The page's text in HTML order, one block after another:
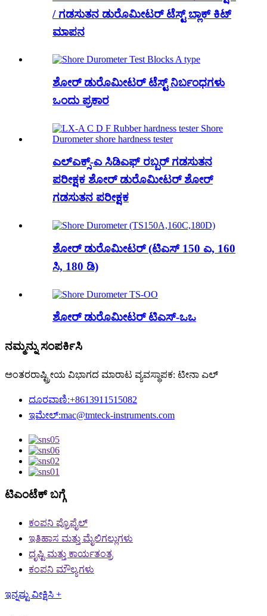
/ ಗಡಸುತನ ಡುರೊಮೀಟರ್ ಟೆಸ್ಟ್ ಬ್ಲಾಕ್ ಕಿಟ್
ಮಾಪನ
ಶೋರ್ ಡುರೊಮೀಟರ್ ಟೆಸ್ಟ್ ನಿರ್ಬಂಧಗಳು
ಒಂದು ಪ್ರಕಾರ
ಎಲ್ಎಕ್ಸ್-ಎ ಸಿಡಿಎಫ್ ರಬ್ಬರ್ ಗಡಸುತನ
ಪರೀಕ್ಷಕ ಶೋರ್ ಡುರೊಮೀಟರ್ ಶೋರ್
ಗಡಸುತನ ಪರೀಕ್ಷಕ
ಶೋರ್ ಡುರೊಮೀಟರ್ (ಟಿಎಸ್ 150 ಎ, 160
ಸಿ, 180 ಡಿ)
ಶೋರ್ ಡುರೊಮೀಟರ್ ಟಿಎಸ್-ಒಒ
ನಮ್ಮನ್ನು ಸಂಪರ್ಕಿಸಿ
ಅಂತರರಾಷ್ಟ್ರೀಯ ವಿಭಾಗದ ಮಾರಾಟ ವ್ಯವಸ್ಥಾಪಕ: ಟೀನಾ ಎಲ್
ದೂರವಾಣಿ:+8613911515082
ಇಮೇಲ್:mac@tmteck-instruments.com
ಟಿಎಂಟೆಕ್ ಬಗ್ಗೆ
ಕಂಪನಿ ಪ್ರೊಫೈಲ್
ಇತಿಹಾಸ ಮತ್ತು ಮೈಲಿಗಲ್ಲುಗಳು
ದೃಷ್ಟಿ ಮತ್ತು ಕಾರ್ಯತಂತ್ರ
ಕಂಪನಿ ಮೌಲ್ಯಗಳು
ಇನ್ನಷ್ಟು ವೀಕ್ಷಿಸಿ +